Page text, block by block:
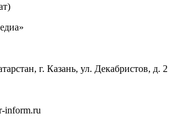
г. Казань, ул. Декабристов, д. 2
inform.ru